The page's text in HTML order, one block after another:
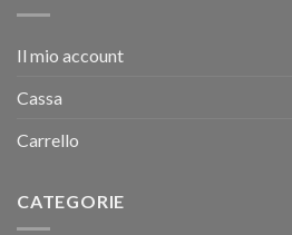
Il mio account
Cassa
Carrello
CATEGORIE